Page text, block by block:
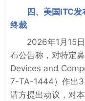
四、美国ITC
终裁
2026年1月15
布公告称，对特定
Devices and
7-TA-1444）作出
请方提出动议，对